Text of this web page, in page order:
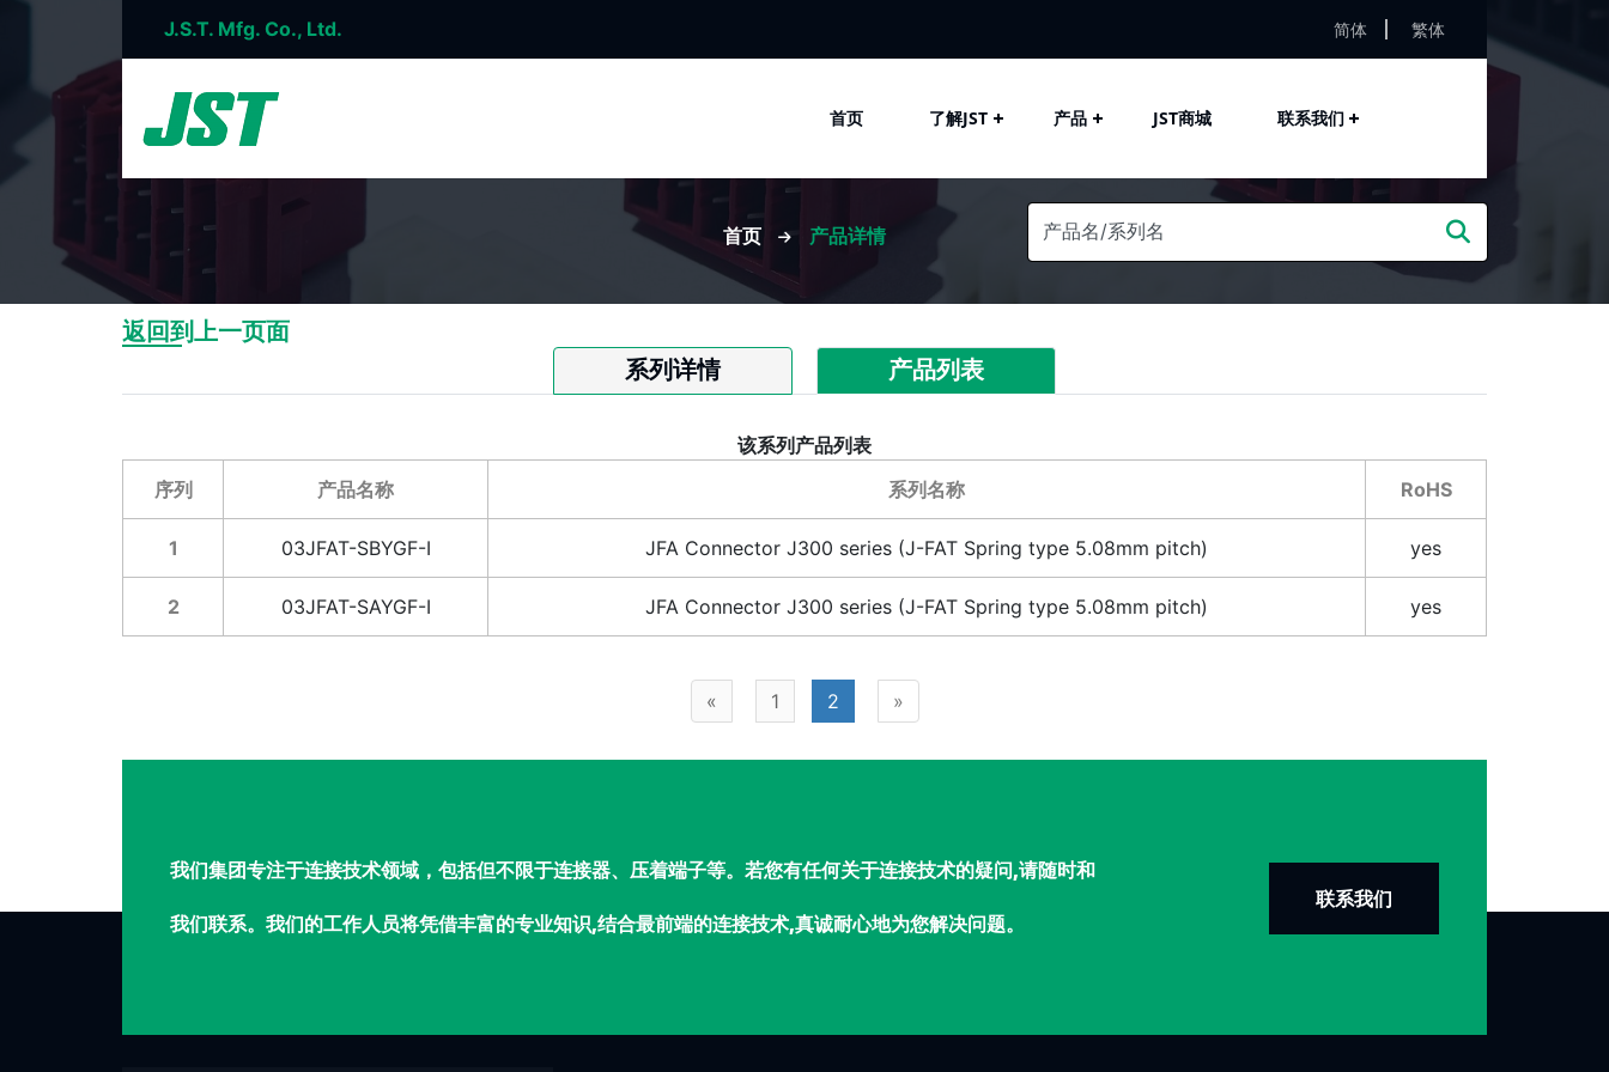
J.S.T. Mfg. Co., Ltd. 简体 繁体
首页 了解JST 产品 JST商城 联系我们
首页 产品详情
返回到上一页面
系列详情 产品列表
该系列产品列表
序列
产品名称 系列名称 RoHS
1 03JFAT-SBYGF-I JFA Connector J300 series (J-FAT Spring type 5.08mm pitch) yes
2 03JFAT-SAYGF-I JFA Connector J300 series (J-FAT Spring type 5.08mm pitch) yes
« 1 2 »
我们集团专注于连接技术领域，包括但不限于连接器、压着端子等。若您有任何关于连接技术的疑问,请随时和
我们联系。我们的工作人员将凭借丰富的专业知识,结合最前端的连接技术,真诚耐心地为您解决问题。
联系我们